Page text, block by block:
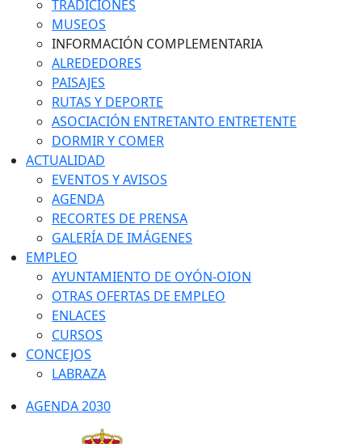
TRADICIONES
MUSEOS
INFORMACIÓN COMPLEMENTARIA
ALREDEDORES
PAISAJES
RUTAS Y DEPORTE
ASOCIACIÓN ENTRETANTO ENTRETENTE
DORMIR Y COMER
ACTUALIDAD
EVENTOS Y AVISOS
AGENDA
RECORTES DE PRENSA
GALERÍA DE IMÁGENES
EMPLEO
AYUNTAMIENTO DE OYÓN-OION
OTRAS OFERTAS DE EMPLEO
ENLACES
CURSOS
CONCEJOS
LABRAZA
AGENDA 2030